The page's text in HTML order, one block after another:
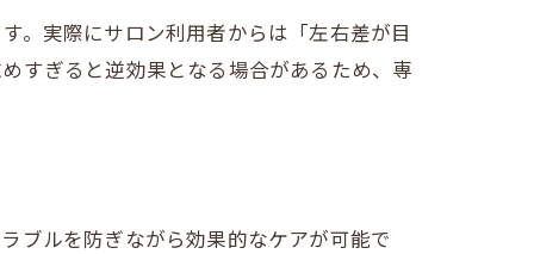
。実際にサロン利用者からは「左右差が目
すぎると逆効果となる場合があるため、専
ブルを防ぎながら効果的なケアが可能で